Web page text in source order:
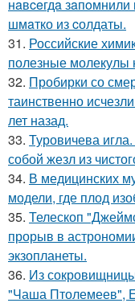
нaвceгдa
шмaтко из cолдаты.
31. Российские
полезные молекулы
32. Пробирки со
таинственно
лет назад.
33. Туровичева
собой жезл из
34. В медицинских
модели, где плод
35. Телескоп
прорыв в
экзопланеты.
36. Из
"Чаша Птолемеев",